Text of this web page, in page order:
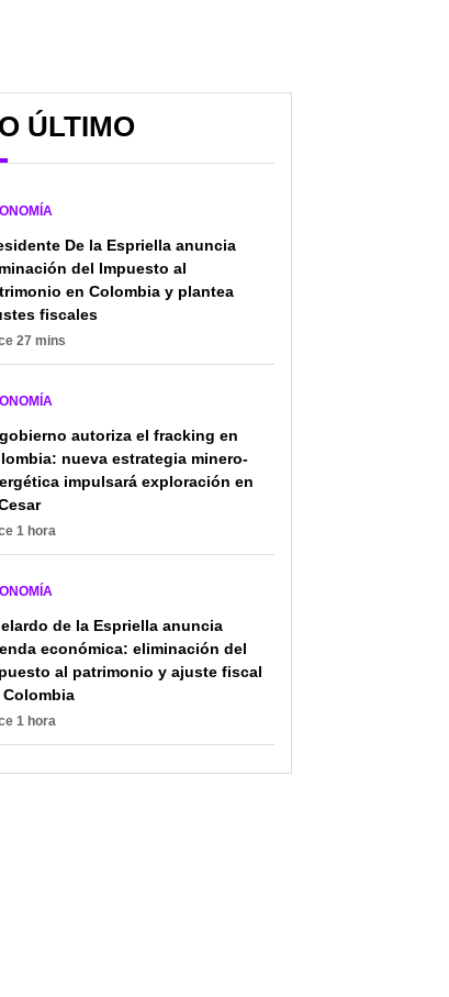
de los Famosos
¿Quién gana
ÚLTIMO
De la Espriella anuncia
del Impuesto al
en Colombia y plantea
fiscales
27 mins
autoriza el fracking en
nueva estrategia minero-
impulsará exploración en
1 hora
de la Espriella anuncia
económica: eliminación del
al patrimonio y ajuste fiscal
Colombia
1 hora